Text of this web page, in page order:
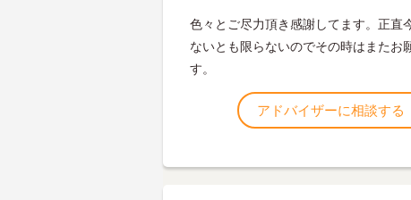
色々とご尽力頂き感謝してます。正直
ないとも限らないのでその時はまたお
す。
アドバイザーに相談する